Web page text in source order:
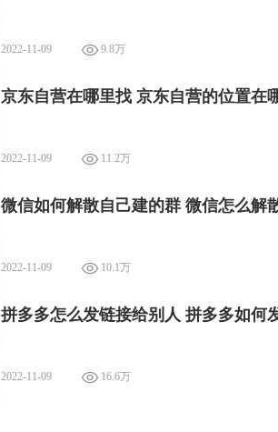
2022-11-09 9.8万
京东自营在哪里找 京东自营的位置在
2022-11-09 11.2万
微信如何解散自己建的群 微信怎么解
2022-11-09 10.1万
拼多多怎么发链接给别人 拼多多如何
2022-11-09 16.6万